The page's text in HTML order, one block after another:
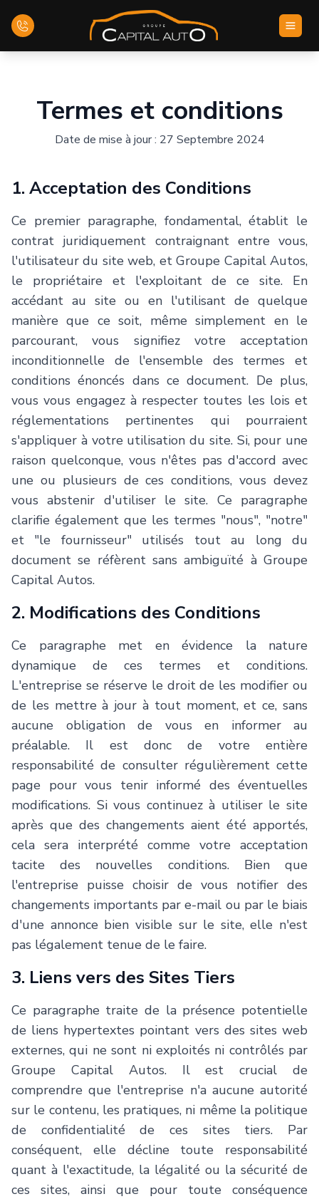
Inventaire
Évaluez votre véhicule
Nous joindre
Français
Termes et conditions
Date de mise à jour : 27 Septembre 2024
1. Acceptation des Conditions
Ce premier paragraphe, fondamental, établit le
contrat juridiquement contraignant entre vous,
l'utilisateur du site web, et Groupe Capital Autos,
le propriétaire et l'exploitant de ce site. En
accédant au site ou en l'utilisant de quelque
manière que ce soit, même simplement en le
parcourant, vous signifiez votre acceptation
inconditionnelle de l'ensemble des termes et
conditions énoncés dans ce document. De plus,
vous vous engagez à respecter toutes les lois et
réglementations pertinentes qui pourraient
s'appliquer à votre utilisation du site. Si, pour une
raison quelconque, vous n'êtes pas d'accord avec
une ou plusieurs de ces conditions, vous devez
vous abstenir d'utiliser le site. Ce paragraphe
clarifie également que les termes "nous", "notre"
et "le fournisseur" utilisés tout au long du
document se réfèrent sans ambiguïté à Groupe
Capital Autos.
2. Modifications des Conditions
Ce paragraphe met en évidence la nature
dynamique de ces termes et conditions.
L'entreprise se réserve le droit de les modifier ou
de les mettre à jour à tout moment, et ce, sans
aucune obligation de vous en informer au
préalable. Il est donc de votre entière
responsabilité de consulter régulièrement cette
page pour vous tenir informé des éventuelles
modifications. Si vous continuez à utiliser le site
après que des changements aient été apportés,
cela sera interprété comme votre acceptation
tacite des nouvelles conditions. Bien que
l'entreprise puisse choisir de vous notifier des
changements importants par e-mail ou par le biais
d'une annonce bien visible sur le site, elle n'est
pas légalement tenue de le faire.
3. Liens vers des Sites Tiers
Ce paragraphe traite de la présence potentielle
de liens hypertextes pointant vers des sites web
externes, qui ne sont ni exploités ni contrôlés par
Groupe Capital Autos. Il est crucial de
comprendre que l'entreprise n'a aucune autorité
sur le contenu, les pratiques, ni même la politique
de confidentialité de ces sites tiers. Par
conséquent, elle décline toute responsabilité
quant à l'exactitude, la légalité ou la sécurité de
ces sites, ainsi que pour toute conséquence